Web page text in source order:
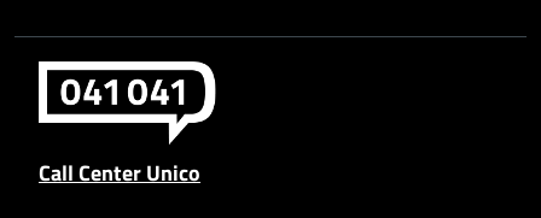
Call Center Unico